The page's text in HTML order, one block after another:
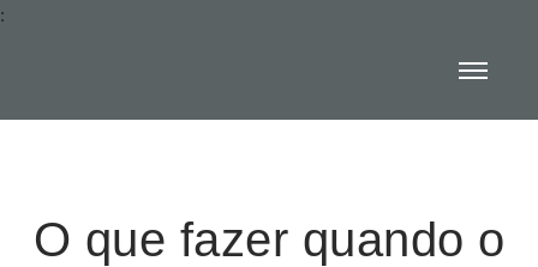
:
O que fazer quando o